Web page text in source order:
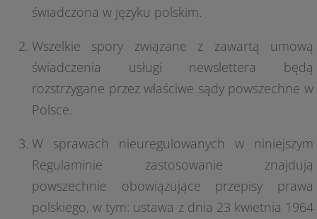
świadczona w języku polskim.
Wszelkie spory związane z zawartą umową
świadczenia usługi newslettera będą
rozstrzygane przez właściwe sądy powszechne w
Polsce.
W sprawach nieuregulowanych w niniejszym
Regulaminie zastosowanie znajdują
powszechnie obowiązujące przepisy prawa
polskiego, w tym: ustawa z dnia 23 kwietnia 1964